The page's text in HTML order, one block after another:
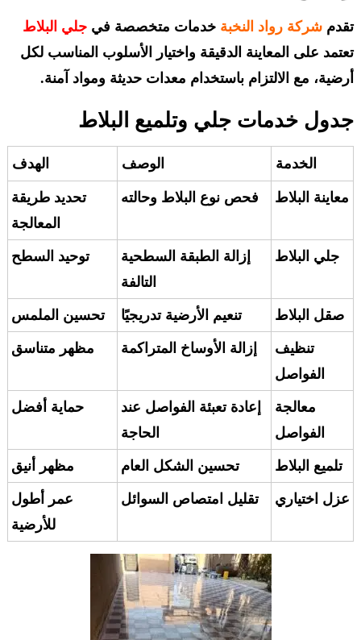
تقدم شركة رواد النخبة خدمات متخصصة في جلي البلاط
تعتمد على المعاينة الدقيقة واختيار الأسلوب المناسب لكل
أرضية، مع الالتزام باستخدام معدات حديثة ومواد آمنة.
جدول خدمات جلي وتلميع البلاط
الخدمة الوصف الهدف
معاينة البلاط فحص نوع البلاط وحالته
تحديد طريقة
المعالجة
جلي البلاط
إزالة الطبقة السطحية
التالفة
توحيد السطح
صقل البلاط تنعيم الأرضية تدريجيًا تحسين الملمس
تنظيف
الفواصل
إزالة الأوساخ المتراكمة مظهر متناسق
معالجة
الفواصل
إعادة تعبئة الفواصل عند
الحاجة
حماية أفضل
تلميع البلاط تحسين الشكل العام مظهر أنيق
عزل اختياري تقليل امتصاص السوائل
عمر أطول
للأرضية